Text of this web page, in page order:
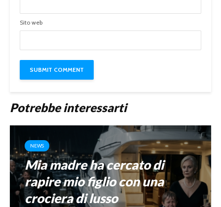
Sito web
Potrebbe interessarti
NEWS
Mia madre ha cercato di
rapire mio figlio con una
crociera di lusso